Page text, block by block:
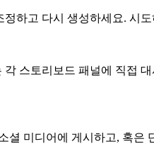
하고 다시 생성하세요. 시
스토리보드 패널에 직접
미디어에 게시하고, 혹은